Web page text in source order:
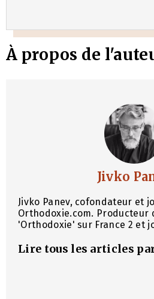
À propos de
Jivko
Jivko Panev, cofondateur et
Orthodoxie.com. Producteur
'Orthodoxie' sur France 2 et
Lire tous les articles